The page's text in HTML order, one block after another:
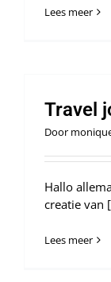
Lees meer
Travel
Door
Hallo
creatie van
Lees meer